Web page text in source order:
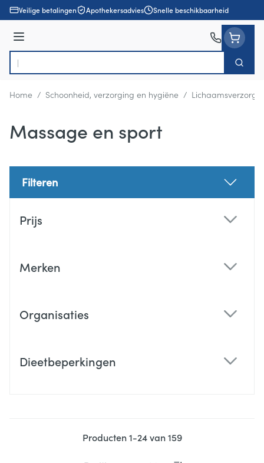
Ga naar de inhoud
Veilige betalingen Apothekersadvies Snelle beschikbaarheid
Menu
Product, merk, categorie...
Zoek
Home / Schoonheid, verzorging en hygiëne /
Massage en sport
Filteren
Prijs
Merken
Organisaties
Dieetbeperkingen
Producten1-24van159